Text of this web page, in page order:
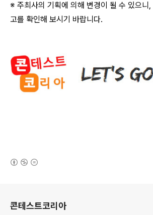
※ 주최사의 기획에 의해 변경이 될 수 있으니,
고를 확인해 보시기 바랍니다.
콘테스트코리아